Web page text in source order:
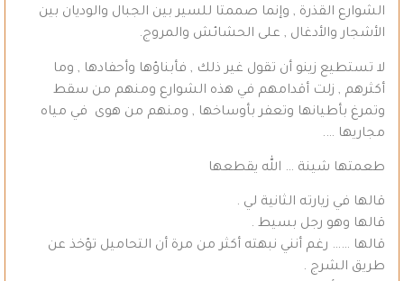
الشوارع القذرة , وإنما صممتا للسير بين الجبال والوديان بين
الأشجار والأدغال , على الحشائش والمروج.
لا تستطيع زينو أن تقول غير ذلك , فأبناؤها وأحفادها , وما
أكثرهم , زلت أقدامهم في هذه الشوارع ومنهم من سقط
وتمرغ بأطيانها وتعفر بأوساخها , ومنهم من هوى في مياه
مجاريها ….
طعمتها شينة … الله يقطعها
قالها في زيارته الثانية لي .
قالها وهو رجل بسيط .
قالها …… رغم أنني نبهته أكثر من مرة أن التحاميل تؤخذ عن
طريق الشرج .